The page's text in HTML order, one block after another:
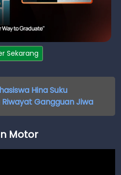
Sekarang
Hina Suku
Riwayat Gangguan Jiwa
Motor